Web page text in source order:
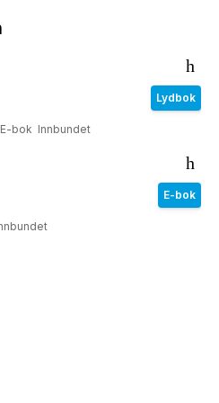
Lydbok
E-bok Innbundet
E-bok